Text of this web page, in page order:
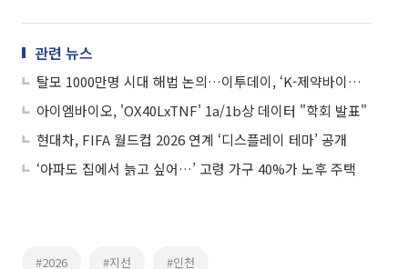
관련 뉴스
탈모 1000만명 시대 해법 논의…이투데이, ‘K-제약바이오포럼 2026’ 개최
아이엠바이오, 'OX40LxTNF' 1a/1b상 데이터 "학회 발표"
현대차, FIFA 월드컵 2026 연계 ‘디스플레이 테마’ 공개
‘아파도 집에서 늙고 싶어…’ 고령 가구 40%가 노후 주택
#2026 #지선 #인천